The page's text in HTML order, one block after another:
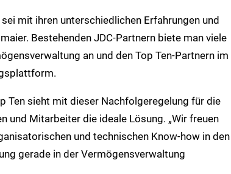
mit ihren unterschiedlichen Erfahrungen und
Bestehenden JDC-Partnern biete man viele
an und den Top Ten-Partnern im
Ten sieht mit dieser Nachfolgeregelung für die
und Mitarbeiter die ideale Lösung. „Wir freuen
und technischen Know-how in den
gerade in der Vermögensverwaltung